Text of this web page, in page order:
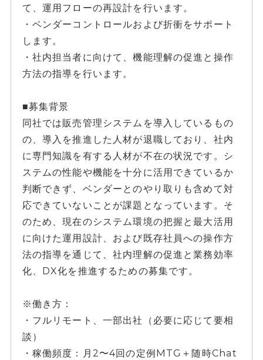
て、運用フローの再設計を行います。
・ベンダーコントロールおよび折衝をサポート
します。
・社内担当者に向けて、機能理解の促進と操作
方法の指導を行います。
■募集背景
同社では販売管理システムを導入しているもの
の、導入を推進した人材が退職しており、社内
に専門知識を有する人材が不在の状況です。シ
ステムの性能や機能を十分に活用できているか
判断できず、ベンダーとのやり取りも含めて対
応できていないことが課題となっています。そ
のため、現在のシステム環境の把握と最大活用
に向けた運用設計、および既存社員への操作方
法の指導を通じて、社内理解の促進と業務効率
化、DX化を推進するための募集です。
※働き方：
・フルリモート、一部出社（必要に応じて要相
談）
・稼働頻度：月2〜4回の定例MTG＋随時Chat